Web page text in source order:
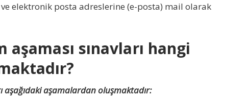
ve elektronik posta adreslerine (e-posta) mail olarak
aşaması sınavları hangi
aşağıdaki aşamalardan oluşmaktadır: